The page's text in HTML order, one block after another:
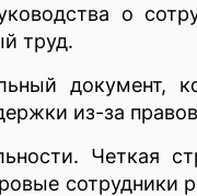
о
труд.
документ,
из-за
Четкая